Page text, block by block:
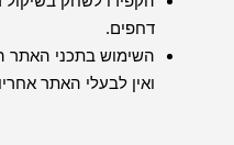
דחפים.
השימוש בתכני
ואין לבעלי האתר